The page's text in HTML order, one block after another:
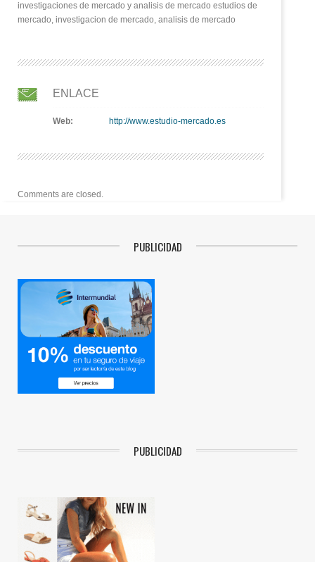
investigaciones de mercado y analisis de mercado estudios de
mercado, investigacion de mercado, analisis de mercado
ENLACE
Web: http://www.estudio-mercado.es
Comments are closed.
PUBLICIDAD
PUBLICIDAD